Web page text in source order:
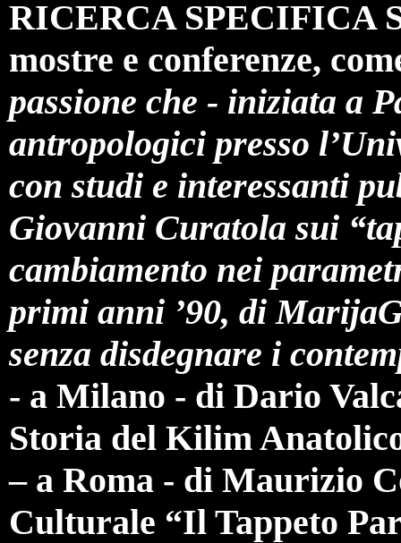
RICERCA SPECIFICA
mostre e conferenze,
passione che - iniziata a
antropologici presso
con studi e interessanti
Giovanni Curatola sui
cambiamento nei
primi anni ’90, di
senza disdegnare i
- a Milano - di Dario
Storia del Kilim
– a Roma - di Maurizio
Culturale “Il Tappeto